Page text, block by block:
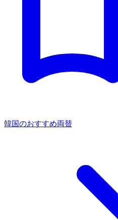
韓国のおすすめ両替